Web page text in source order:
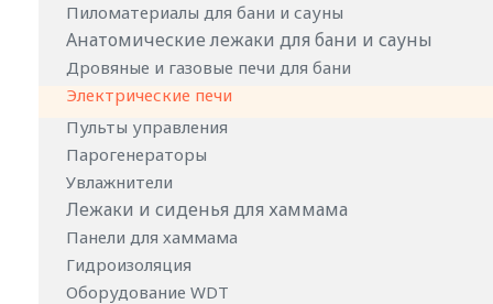
Пиломатериалы для бани и сауны
Анатомические лежаки для бани и сауны
Дровяные и газовые печи для бани
Электрические печи
Пульты управления
Парогенераторы
Увлажнители
Лежаки и сиденья для хаммама
Панели для хаммама
Гидроизоляция
Оборудование WDT